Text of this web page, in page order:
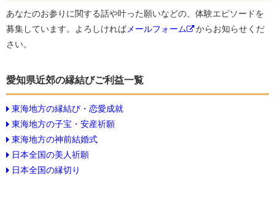
あなたのお参りに関する話や叶った願いなどの、体験エピソードを
募集しています。よろしければメールフォーム
からお知らせくだ
さい。
愛知県近郊の縁結びご利益一覧
東海地方の縁結び・恋愛成就
東海地方の子宝・安産祈願
東海地方の神前結婚式
日本全国の美人祈願
日本全国の縁切り